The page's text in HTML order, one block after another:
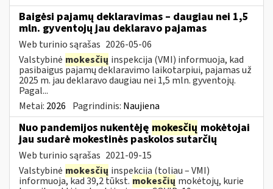
Baigėsi pajamų deklaravimas – daugiau nei 1,5
mln. gyventojų jau deklaravo pajamas
Web turinio sąrašas 2026-05-06
Valstybinė mokesčių inspekcija (VMI) informuoja, kad
pasibaigus pajamų deklaravimo laikotarpiui, pajamas už
2025 m. jau deklaravo daugiau nei 1,5 mln. gyventojų.
Pagal...
Metai: 2026 Pagrindinis: Naujiena
Nuo pandemijos nukentėję mokesčių mokėtojai
jau sudarė mokestinės paskolos sutarčių
Web turinio sąrašas 2021-09-15
Valstybinė mokesčių inspekcija (toliau – VMI)
informuoja, kad 39,2 tūkst. mokesčių mokėtojų, kurie